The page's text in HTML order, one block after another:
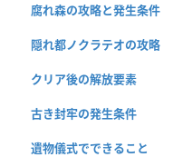
腐れ森の攻略と発生条件
隠れ都ノクラテオの攻略
クリア後の解放要素
古き封牢の発生条件
遺物儀式でできること